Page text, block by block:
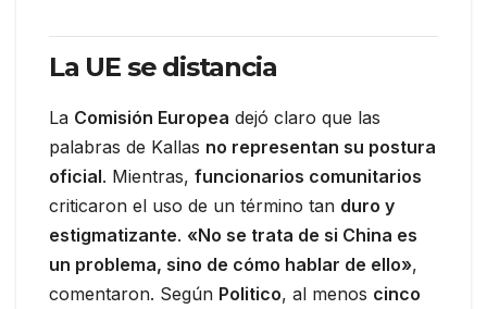
La UE se distancia
La Comisión Europea dejó claro que las
palabras de Kallas no representan su postura
oficial. Mientras, funcionarios comunitarios
criticaron el uso de un término tan duro y
estigmatizante. «No se trata de si China es
un problema, sino de cómo hablar de ello»,
comentaron. Según Politico, al menos cinco